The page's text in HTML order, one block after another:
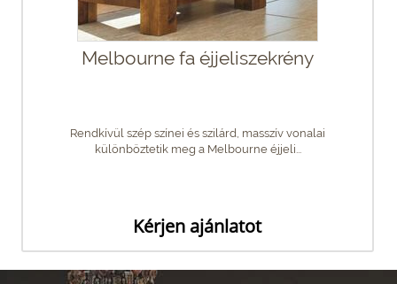
Melbourne fa éjjeliszekrény
Rendkívül szép színei és szilárd, masszív vonalai
különböztetik meg a Melbourne éjjeli...
Kérjen ajánlatot